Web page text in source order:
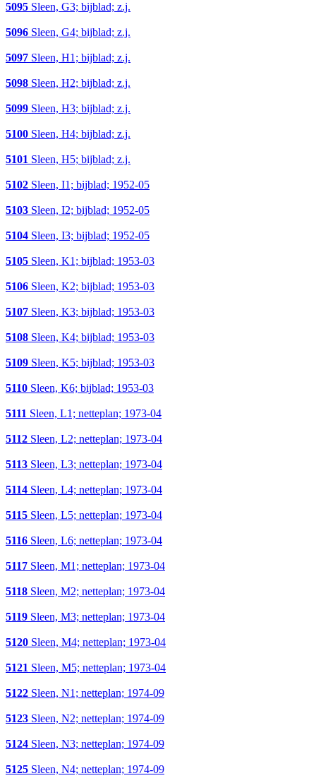
5095 Sleen, G3; bijblad; z.j.
5096 Sleen, G4; bijblad; z.j.
5097 Sleen, H1; bijblad; z.j.
5098 Sleen, H2; bijblad; z.j.
5099 Sleen, H3; bijblad; z.j.
5100 Sleen, H4; bijblad; z.j.
5101 Sleen, H5; bijblad; z.j.
5102 Sleen, I1; bijblad; 1952-05
5103 Sleen, I2; bijblad; 1952-05
5104 Sleen, I3; bijblad; 1952-05
5105 Sleen, K1; bijblad; 1953-03
5106 Sleen, K2; bijblad; 1953-03
5107 Sleen, K3; bijblad; 1953-03
5108 Sleen, K4; bijblad; 1953-03
5109 Sleen, K5; bijblad; 1953-03
5110 Sleen, K6; bijblad; 1953-03
5111 Sleen, L1; netteplan; 1973-04
5112 Sleen, L2; netteplan; 1973-04
5113 Sleen, L3; netteplan; 1973-04
5114 Sleen, L4; netteplan; 1973-04
5115 Sleen, L5; netteplan; 1973-04
5116 Sleen, L6; netteplan; 1973-04
5117 Sleen, M1; netteplan; 1973-04
5118 Sleen, M2; netteplan; 1973-04
5119 Sleen, M3; netteplan; 1973-04
5120 Sleen, M4; netteplan; 1973-04
5121 Sleen, M5; netteplan; 1973-04
5122 Sleen, N1; netteplan; 1974-09
5123 Sleen, N2; netteplan; 1974-09
5124 Sleen, N3; netteplan; 1974-09
5125 Sleen, N4; netteplan; 1974-09